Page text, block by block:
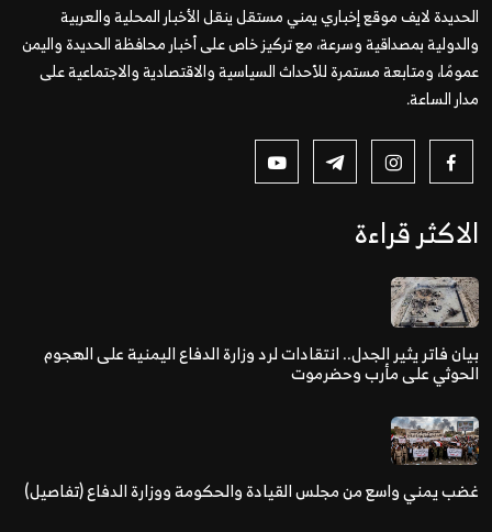
الحديدة لايف موقع إخباري يمني مستقل ينقل الأخبار المحلية والعربية
والدولية بمصداقية وسرعة، مع تركيز خاص على أخبار محافظة الحديدة واليمن
عمومًا، ومتابعة مستمرة للأحداث السياسية والاقتصادية والاجتماعية على
مدار الساعة.
الاكثر قراءة
بيان فاتر يثير الجدل.. انتقادات لرد وزارة الدفاع اليمنية على الهجوم
الحوثي على مأرب وحضرموت
غضب يمني واسع من مجلس القيادة والحكومة ووزارة الدفاع (تفاصيل)